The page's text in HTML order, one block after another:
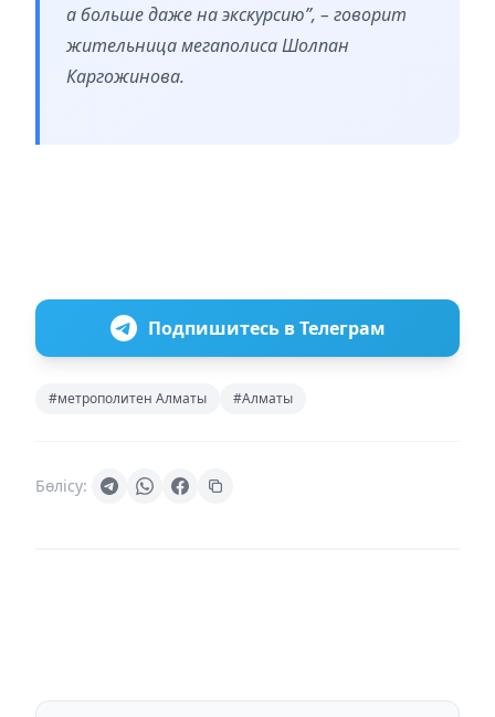
а больше даже на экскурсию”, – говорит
жительница мегаполиса Шолпан
Каргожинова.
Подпишитесь в Телеграм
#метрополитен Алматы #Алматы
Бөлісу: